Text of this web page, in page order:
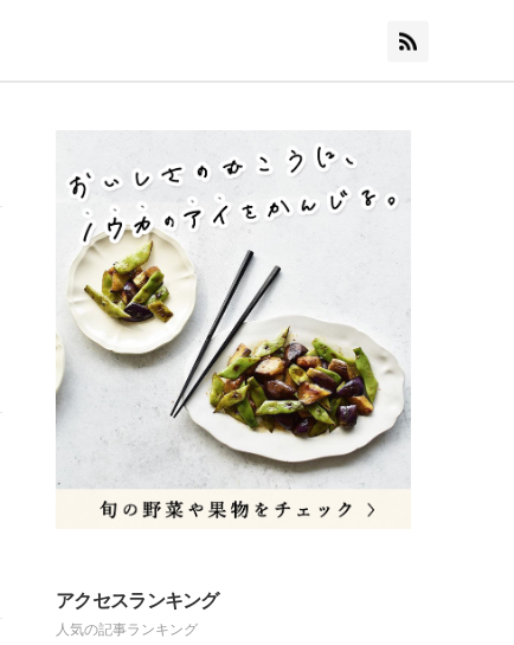
アクセスランキング
人気の記事ランキング